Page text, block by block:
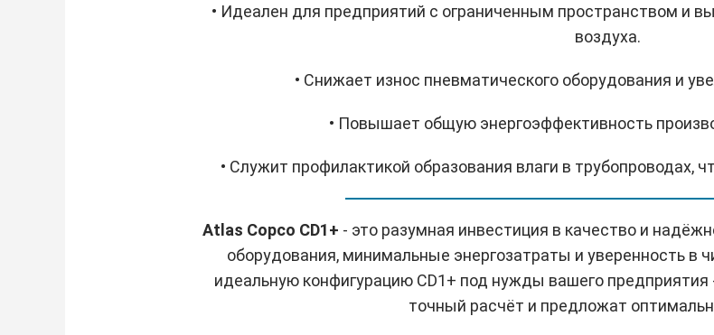
• Идеален для предприятий с ограниченным пространством и
воздуха.
• Снижает износ пневматического оборудования и
• Повышает общую энергоэффективность
• Служит профилактикой образования влаги в трубопроводах,
Atlas Copco CD1+ - это разумная инвестиция в качество и
оборудования, минимальные энергозатраты и уверенность в
идеальную конфигурацию CD1+ под нужды вашего
точный расчёт и предложат